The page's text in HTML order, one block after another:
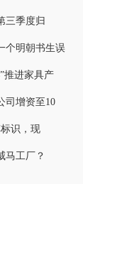
三季度归
个明朝书生误
推进家具产
司增资至10
识，现
马工厂？